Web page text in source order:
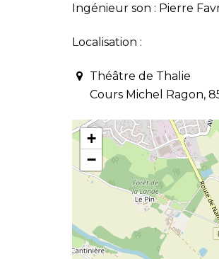
Ingénieur son : Pierre
Localisation :
Théâtre de Thalie
Cours Michel Ragon,
+
−